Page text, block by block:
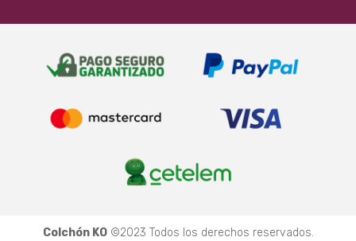
Colchón KO©2023 Todos los derechos reservados.